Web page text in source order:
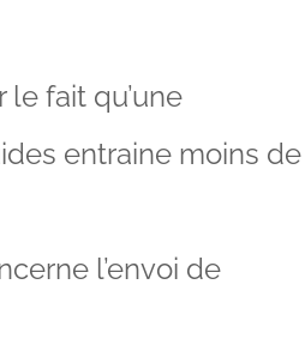
fait qu’une
entraine moins de
l’envoi de